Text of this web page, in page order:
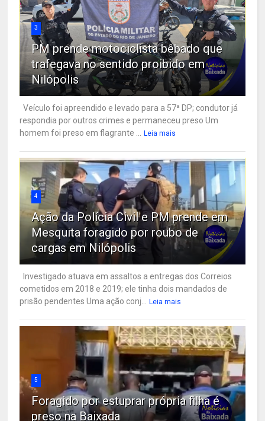
3
PM prende motociclista bêbado que
trafegava no sentido proibido em
Nilópolis
Veículo foi apreendido e levado para a 57ª DP; condutor já
respondia por outros crimes e permaneceu preso Um
homem foi preso em flagrante ...
Leia mais
4
Ação da Polícia Civil e PM prende em
Mesquita foragido por roubo de
cargas em Nilópolis
Investigado atuava em assaltos a entregas dos Correios
cometidos em 2018 e 2019; ele tinha dois mandados de
prisão pendentes Uma ação conj...
Leia mais
5
Foragido por estuprar própria filha é
preso na Baixada